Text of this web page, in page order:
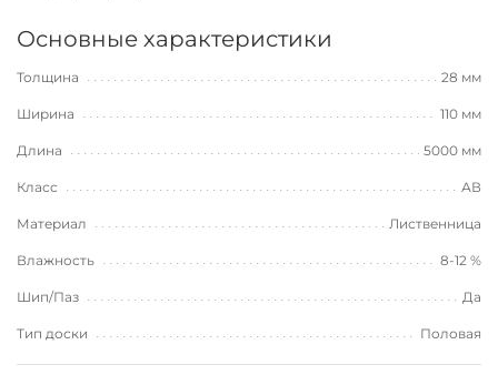
Основные характеристики
Толщина 28 мм
Ширина 110 мм
Длина 5000 мм
Класс АВ
Материал Лиственница
Влажность 8-12 %
Шип/Паз Да
Тип доски Половая